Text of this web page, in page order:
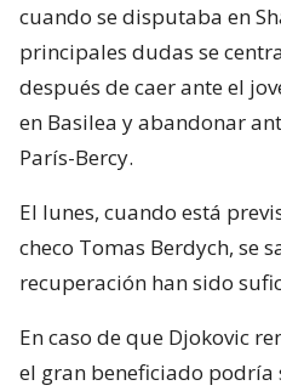
cuando se disputaba en
principales dudas se
después de caer ante el
en Basilea y abandonar
París-Bercy.
El lunes, cuando está
checo Tomas Berdych, se
recuperación han sido
En caso de que Djokovic
el gran beneficiado podría